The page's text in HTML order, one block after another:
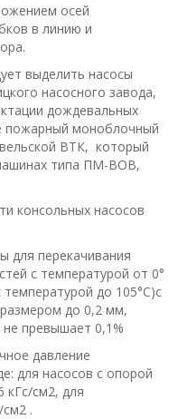
осей
в линию и
выделить насосы
насосного завода,
дождевальных
пожар­ный моноблочный
ВТК, который
типа ПМ-ВОВ,
консольных насосов
для перекачивания
с температурой от 0°
температурой до 105°С)с
до 0,2 мм,
превышает 0,1%
давление
для насосов с опорой
кГс/cм2, для
.